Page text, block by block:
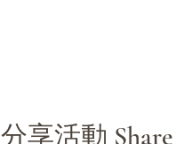
分享活動